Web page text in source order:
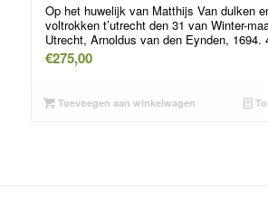
Op het huwelijk van Matthijs Van dulken
voltrokken t’utrecht den 31 van Winter-
Utrecht, Arnoldus van den Eynden, 1694.
€275,00
Toevoegen aan winkelwagen